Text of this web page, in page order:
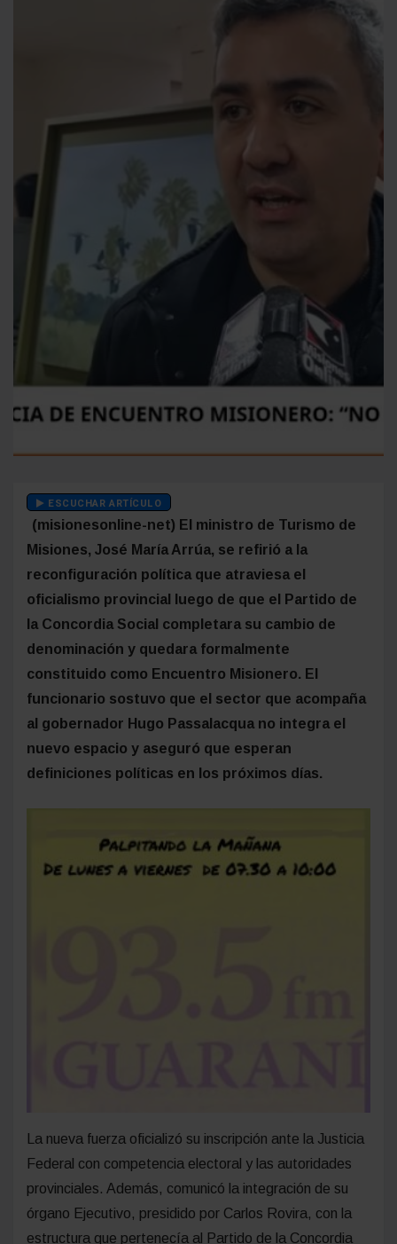
ESCUCHAR ARTÍCULO
(misionesonline-net) El ministro de Turismo de
Misiones, José María Arrúa, se refirió a la
reconfiguración política que atraviesa el
oficialismo provincial luego de que el Partido de
la Concordia Social completara su cambio de
denominación y quedara formalmente
constituido como Encuentro Misionero. El
funcionario sostuvo que el sector que acompaña
al gobernador Hugo Passalacqua no integra el
nuevo espacio y aseguró que esperan
definiciones políticas en los próximos días.
La nueva fuerza oficializó su inscripción ante la Justicia
Federal con competencia electoral y las autoridades
provinciales. Además, comunicó la integración de su
órgano Ejecutivo, presidido por Carlos Rovira, con la
estructura que pertenecía al Partido de la Concordia